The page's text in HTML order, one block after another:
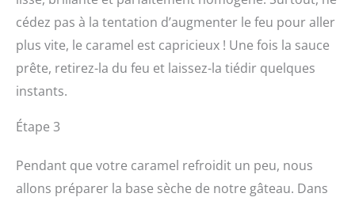
cédez pas à la tentation d’augmenter le feu pour aller
plus vite, le caramel est capricieux ! Une fois la sauce
prête, retirez-la du feu et laissez-la tiédir quelques
instants.
Étape 3
Pendant que votre caramel refroidit un peu, nous
allons préparer la base sèche de notre gâteau. Dans